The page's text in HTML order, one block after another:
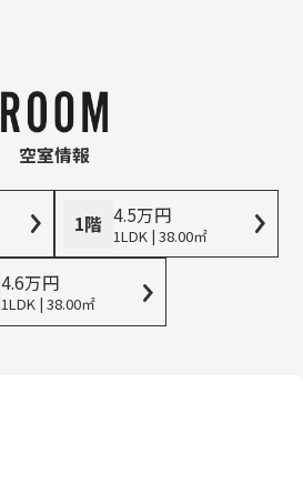
空室情報
1階 4.5万円
1LDK | 38.00㎡
4.6万円
1LDK | 38.00㎡